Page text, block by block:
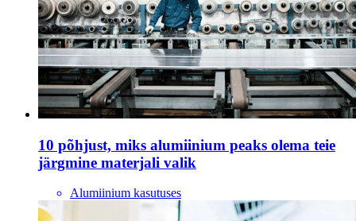
10 põhjust, miks alumiinium peaks olema teie
järgmine materjali valik
Alumiinium kasutuses